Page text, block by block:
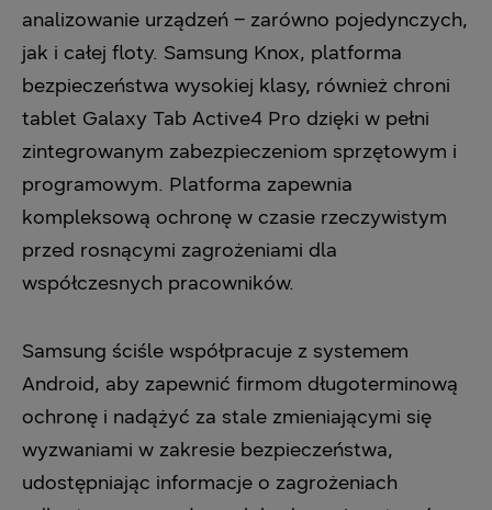
analizowanie urządzeń – zarówno pojedynczych,
jak i całej floty. Samsung Knox, platforma
bezpieczeństwa wysokiej klasy, również chroni
tablet Galaxy Tab Active4 Pro dzięki w pełni
zintegrowanym zabezpieczeniom sprzętowym i
programowym. Platforma zapewnia
kompleksową ochronę w czasie rzeczywistym
przed rosnącymi zagrożeniami dla
współczesnych pracowników.
Samsung ściśle współpracuje z systemem
Android, aby zapewnić firmom długoterminową
ochronę i nadążyć za stale zmieniającymi się
wyzwaniami w zakresie bezpieczeństwa,
udostępniając informacje o zagrożeniach